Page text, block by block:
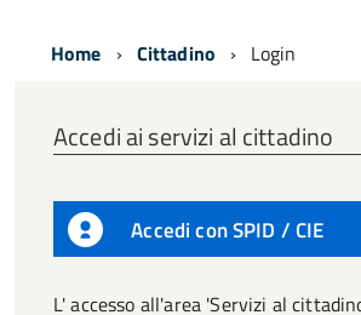
Home Cittadino Login
Accedi ai servizi al cittadino
Accedi con SPID / CIE
L' accesso all'area 'Servizi al